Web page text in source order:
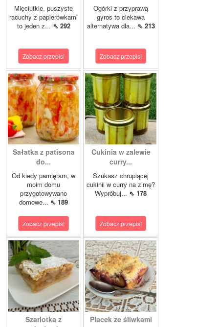
Mięciutkie, puszyste
racuchy z papierówkami
to jeden z... ⇖ 292
Zobacz przepis!
Ogórki z przyprawą
gyros to ciekawa
alternatywa dla... ⇖ 213
Zobacz przepis!
Sałatka z patisona
do...
Od kiedy pamiętam, w
moim domu
przygotowywano
domowe... ⇖ 189
Zobacz przepis!
Cukinia w zalewie
curry...
Szukasz chrupiącej
cukinii w curry na zimę?
Wypróbuj... ⇖ 178
Zobacz przepis!
Szarlotka z
Placek ze śliwkami